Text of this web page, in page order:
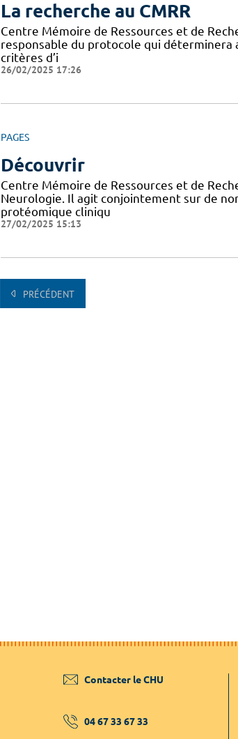
La recherche au CMRR
Centre Mémoire de Ressources et de
responsable du protocole qui déterminera
critères d’i
26/02/2025 17:26
PAGES
Découvrir
Centre Mémoire de Ressources et de
Neurologie. Il agit conjointement sur de
protéomique cliniqu
27/02/2025 15:13
PRÉCÉDENT
Contacter le CHU
04 67 33 67 33